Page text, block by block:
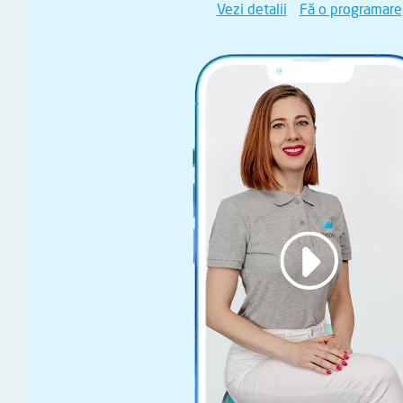
Vezi detalii Fă o programare